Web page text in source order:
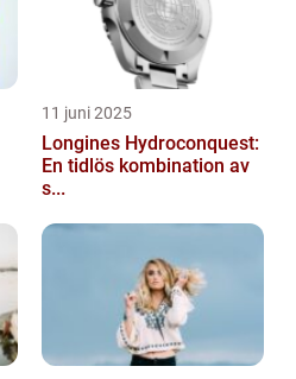
11 juni 2025
Longines Hydroconquest:
En tidlös kombination av
s...